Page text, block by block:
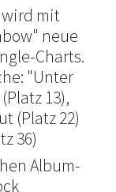
wird mit
neue
Charts.
"Unter
13),
(Platz 22)
36)
Album-